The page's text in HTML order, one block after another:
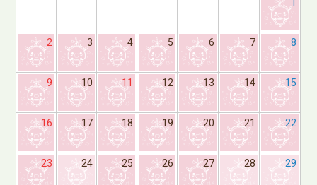
2 3 4 5 6 7 8
9 10 11 12 13 14 15
16 17 18 19 20 21 22
23 24 25 26 27 28 29